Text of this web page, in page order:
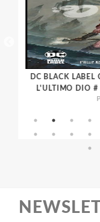
DC BLACK
L'ULTIMO DIO # 1: CRONACHE DELLA PIRA DELLE